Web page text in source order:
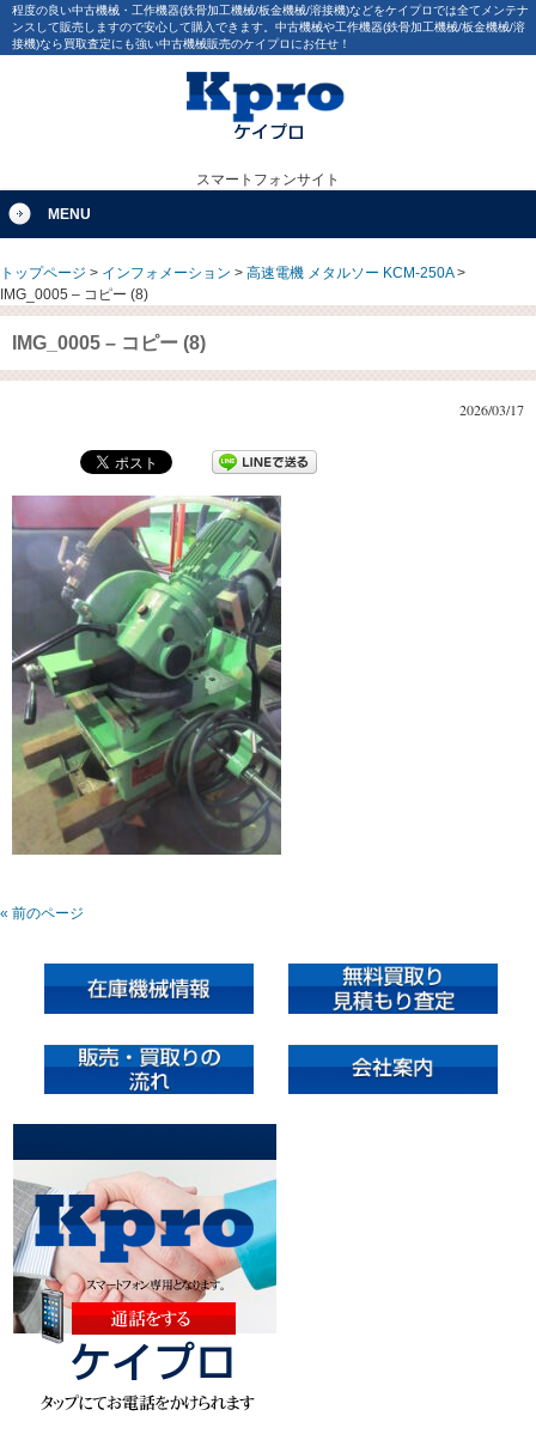
程度の良い中古機械・工作機器(鉄骨加工機械/板金機械/溶接機)などをケイプロでは全てメンテナ
ンスして販売しますので安心して購入できます。中古機械や工作機器(鉄骨加工機械/板金機械/溶
接機)なら買取査定にも強い中古機械販売のケイプロにお任せ！
スマートフォンサイト
MENU
トップページ > インフォメーション > 高速電機 メタルソー KCM-250A>
IMG_0005 – コピー (8)
IMG_0005 – コピー (8)
2026/03/17
« 前のページ